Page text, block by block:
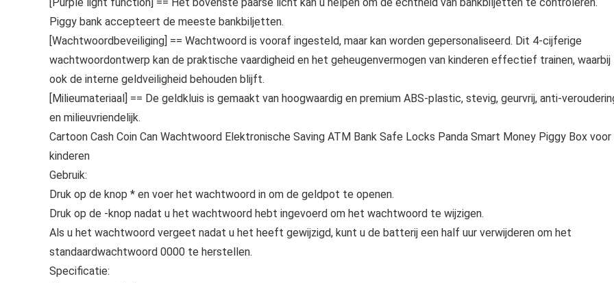
Piggy bank accepteert de meeste bankbiljetten.
[Wachtwoordbeveiliging] == Wachtwoord is vooraf ingesteld, maar kan worden gepersonaliseerd. Dit 4-cijferige
wachtwoordontwerp kan de praktische vaardigheid en het geheugenvermogen van kinderen effectief trainen, waarbij
ook de interne geldveiligheid behouden blijft.
[Milieumateriaal] == De geldkluis is gemaakt van hoogwaardig en premium ABS-plastic, stevig, geurvrij, anti-
en milieuvriendelijk.
Cartoon Cash Coin Can Wachtwoord Elektronische Saving ATM Bank Safe Locks Panda Smart Money Piggy Box voor
kinderen
Gebruik:
Druk op de knop * en voer het wachtwoord in om de geldpot te openen.
Druk op de -knop nadat u het wachtwoord hebt ingevoerd om het wachtwoord te wijzigen.
Als u het wachtwoord vergeet nadat u het heeft gewijzigd, kunt u de batterij een half uur verwijderen om het
standaardwachtwoord 0000 te herstellen.
Specificatie: